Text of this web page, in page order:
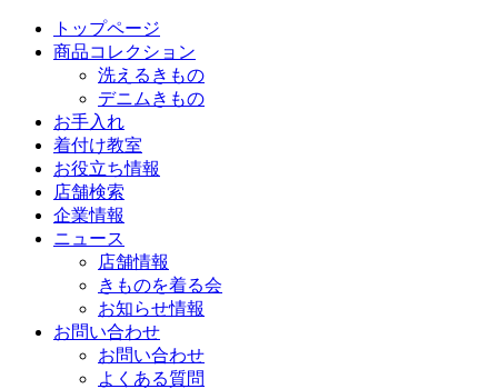
トップページ
商品コレクション
洗えるきもの
デニムきもの
お手入れ
着付け教室
お役立ち情報
店舗検索
企業情報
ニュース
店舗情報
きものを着る会
お知らせ情報
お問い合わせ
お問い合わせ
よくある質問